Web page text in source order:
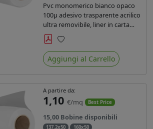
Pvc monomerico bianco opaco
100µ adesivo trasparente acrilico
ultra removibile, liner in carta
kraft da 140gr/mq. Durata 3 anni.
Dotato di certificato FR B1 e
conforme alla normativa REACH.
Preferiti
Aggiungi al Carrello
A partire da:
1,10 €/mq Best Price
15,00 Bobine disponibili
137,2x50 160x50